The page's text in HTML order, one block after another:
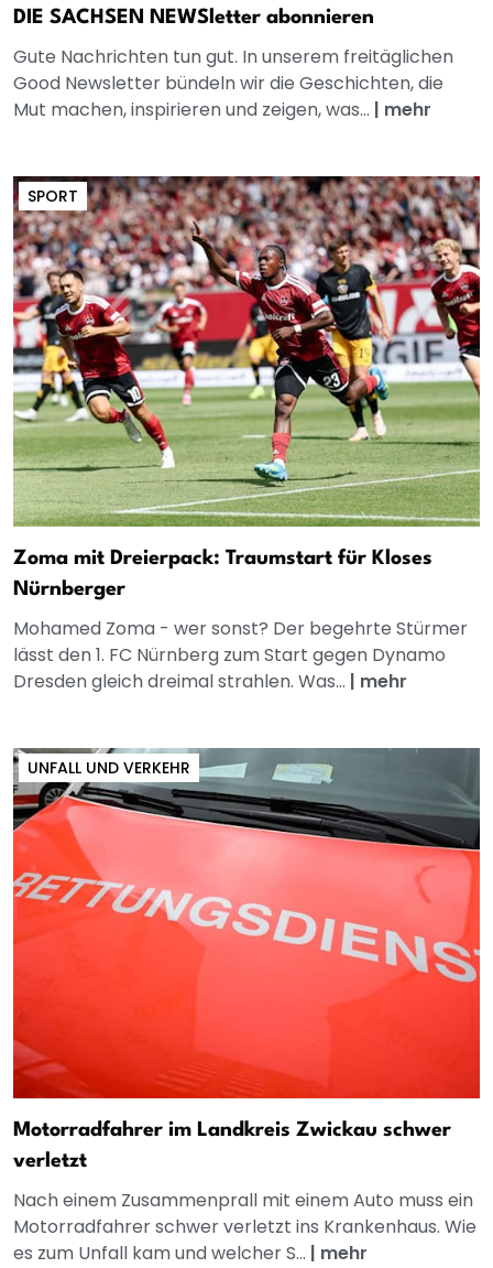
DIE SACHSEN NEWSletter abonnieren
Gute Nachrichten tun gut. In unserem freitäglichen
Good Newsletter bündeln wir die Geschichten, die
Mut machen, inspirieren und zeigen, was... | mehr
SPORT
Zoma mit Dreierpack: Traumstart für Kloses
Nürnberger
Mohamed Zoma - wer sonst? Der begehrte Stürmer
lässt den 1. FC Nürnberg zum Start gegen Dynamo
Dresden gleich dreimal strahlen. Was... | mehr
UNFALL UND VERKEHR
Motorradfahrer im Landkreis Zwickau schwer
verletzt
Nach einem Zusammenprall mit einem Auto muss ein
Motorradfahrer schwer verletzt ins Krankenhaus. Wie
es zum Unfall kam und welcher S... | mehr